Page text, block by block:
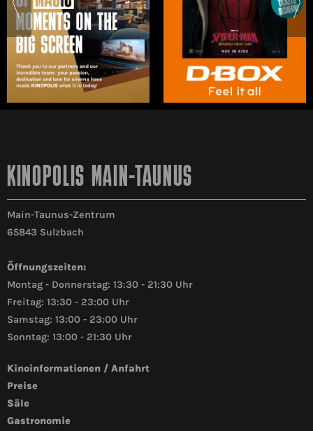
KINOPOLIS MAIN-TAUNUS
Main-Taunus-Zentrum
65843 Sulzbach
Öffnungszeiten:
Montag - Donnerstag: 13:30 - 21:30 Uhr
Freitag: 13:30 - 23:00 Uhr
Samstag: 13:00 - 23:00 Uhr
Sonntag: 13:00 - 21:30 Uhr
Kinoinformationen / Anfahrt
Preise
Säle
Gastronomie